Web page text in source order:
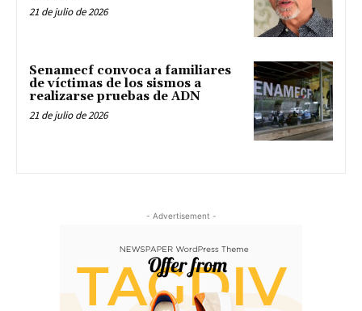
21 de julio de 2026
Senamecf convoca a familiares
de víctimas de los sismos a
realizarse pruebas de ADN
21 de julio de 2026
- Advertisement -